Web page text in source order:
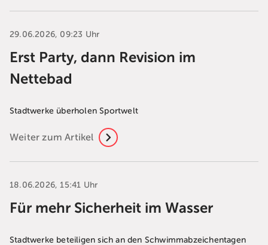
29.06.2026, 09:23 Uhr
Erst Party, dann Revision im
Nettebad
Stadtwerke überholen Sportwelt
Weiter zum Artikel
18.06.2026, 15:41 Uhr
Für mehr Sicherheit im Wasser
Stadtwerke beteiligen sich an den Schwimmabzeichentagen